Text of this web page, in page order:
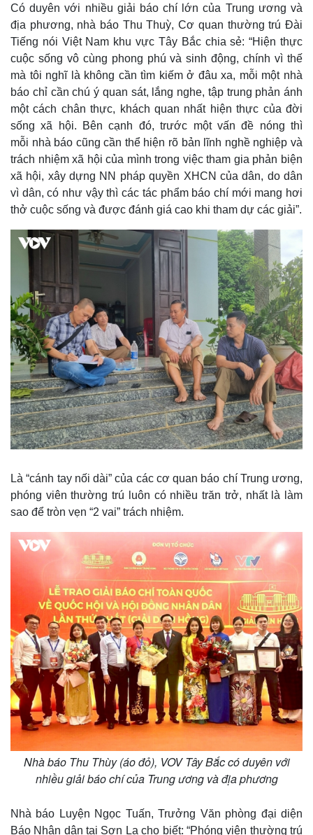
Kinh tế
Khởi nghiệp
Thị trường
Tiêu dùng
Tỷ giá
Chứng khoán
Có duyên với nhiều giải báo chí lớn của Trung ương và
địa phương, nhà báo Thu Thuỳ, Cơ quan thường trú Đài
Tiếng nói Việt Nam khu vực Tây Bắc chia sẻ: “Hiện thực
cuộc sống vô cùng phong phú và sinh động, chính vì thế
mà tôi nghĩ là không cần tìm kiếm ở đâu xa, mỗi một nhà
báo chỉ cần chú ý quan sát, lắng nghe, tập trung phản ánh
một cách chân thực, khách quan nhất hiện thực của đời
sống xã hội. Bên cạnh đó, trước một vấn đề nóng thì
mỗi nhà báo cũng cần thể hiện rõ bản lĩnh nghề nghiệp và
trách nhiệm xã hội của mình trong việc tham gia phản biện
xã hội, xây dựng NN pháp quyền XHCN của dân, do dân
vì dân, có như vậy thì các tác phẩm báo chí mới mang hơi
thở cuộc sống và được đánh giá cao khi tham dự các giải”.
Là “cánh tay nối dài” của các cơ quan báo chí Trung ương,
phóng viên thường trú luôn có nhiều trăn trở, nhất là làm
sao để tròn vẹn “2 vai” trách nhiệm.
Nhà báo Thu Thùy (áo đỏ), VOV Tây Bắc có duyên với
nhiều giải báo chí của Trung ương và địa phương
Nhà báo Luyện Ngọc Tuấn, Trưởng Văn phòng đại diện
Báo Nhân dân tại Sơn La cho biết: “Phóng viên thường trú